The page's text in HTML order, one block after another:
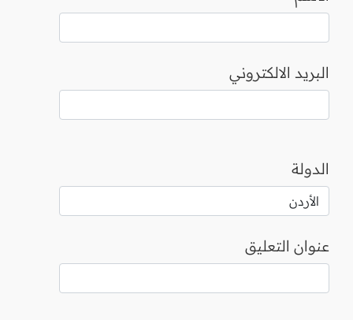
البريد الالكتروني
الدولة
عنوان التعليق